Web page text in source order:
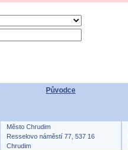
Původce
Město Chrudim
Resselovo náměstí 77, 537 16
Chrudim